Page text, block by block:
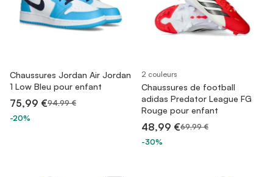
Chaussures Jordan Air Jordan
1 Low Bleu pour enfant
75,99 €94,99 €
-20%
2 couleurs
Chaussures de football
adidas Predator League FG
Rouge pour enfant
48,99 €69,99 €
-30%